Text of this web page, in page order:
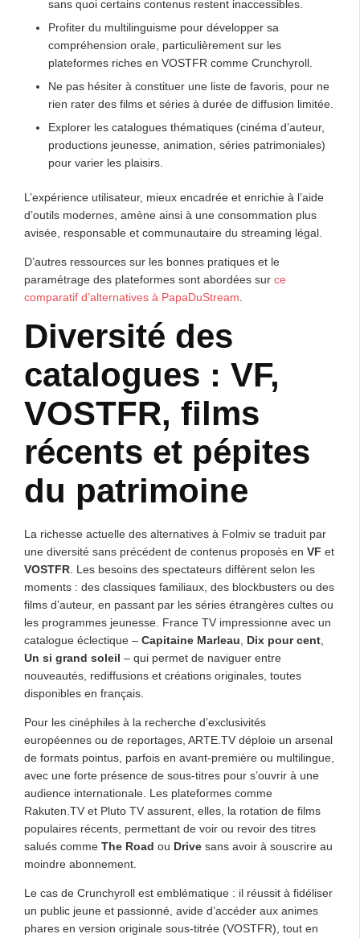
sans quoi certains contenus restent inaccessibles.
Profiter du multilinguisme pour développer sa
compréhension orale, particulièrement sur les
plateformes riches en VOSTFR comme Crunchyroll.
Ne pas hésiter à constituer une liste de favoris, pour ne
rien rater des films et séries à durée de diffusion limitée.
Explorer les catalogues thématiques (cinéma d’auteur,
productions jeunesse, animation, séries patrimoniales)
pour varier les plaisirs.
L’expérience utilisateur, mieux encadrée et enrichie à l’aide
d’outils modernes, amène ainsi à une consommation plus
avisée, responsable et communautaire du streaming légal.
D’autres ressources sur les bonnes pratiques et le
paramétrage des plateformes sont abordées sur ce
comparatif d’alternatives à PapaDuStream
Diversité des
catalogues : VF,
VOSTFR, films
récents et pépites
du patrimoine
La richesse actuelle des alternatives à Folmiv se traduit par
une diversité sans précédent de contenus proposés en VF et
VOSTFR . Les besoins des spectateurs diffèrent selon les
moments : des classiques familiaux, des blockbusters ou des
films d’auteur, en passant par les séries étrangères cultes ou
les programmes jeunesse. France TV impressionne avec un
catalogue éclectique – Capitaine Marleau Dix pour cent
Un si grand soleil – qui permet de naviguer entre
nouveautés, rediffusions et créations originales, toutes
disponibles en français.
Pour les cinéphiles à la recherche d’exclusivités
européennes ou de reportages, ARTE.TV déploie un arsenal
de formats pointus, parfois en avant-première ou multilingue,
avec une forte présence de sous-titres pour s’ouvrir à une
audience internationale. Les plateformes comme
Rakuten.TV et Pluto TV assurent, elles, la rotation de films
populaires récents, permettant de voir ou revoir des titres
salués comme The Road ou Drive sans avoir à souscrire au
moindre abonnement.
Le cas de Crunchyroll est emblématique : il réussit à fidéliser
un public jeune et passionné, avide d’accéder aux animes
phares en version originale sous-titrée (VOSTFR), tout en